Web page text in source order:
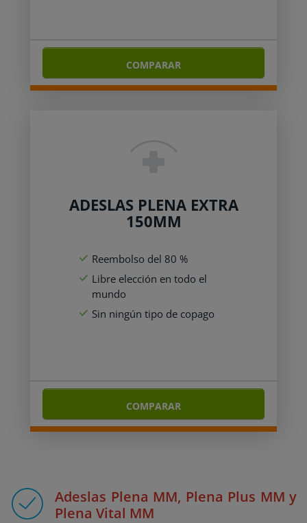
COMPARAR
ADESLAS PLENA EXTRA
150MM
Reembolso del 80 %
Libre elección en todo el
mundo
Sin ningún tipo de copago
COMPARAR
Adeslas Plena MM, Plena Plus MM y
Plena Vital MM